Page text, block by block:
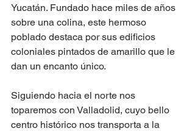
Yucatán. Fundado hace miles de años
sobre una colina, este hermoso
poblado destaca por sus edificios
coloniales pintados de amarillo que le
dan un encanto único.
Siguiendo hacia el norte nos
toparemos con Valladolid, cuyo bello
centro histórico nos transporta a la